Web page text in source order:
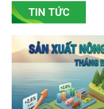
chủ động đổi mới tư
TIN TỨC